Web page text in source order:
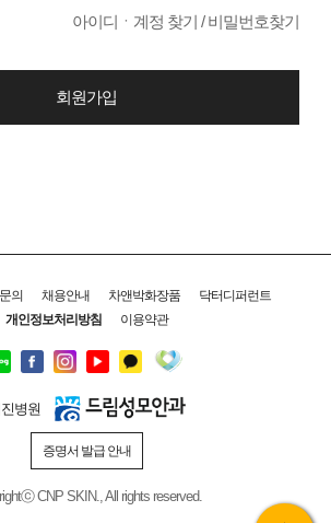
아이디ㆍ계정 찾기 /비밀번호찾기
회원가입
의 채용안내 차앤박화장품
닥터디퍼런트
개인정보처리방침
이용약관
병원
증명서 발급 안내
CNP SKIN., All rights reserved.